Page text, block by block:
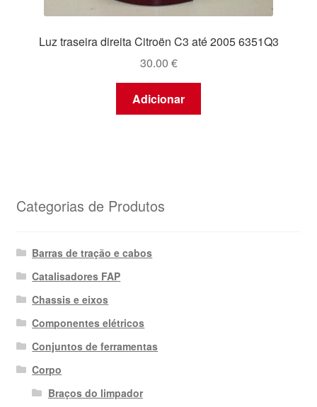
Luz traseira direita Citroën C3 até 2005 6351Q3
30.00 €
Adicionar
Categorias de Produtos
Barras de tração e cabos
Catalisadores FAP
Chassis e eixos
Componentes elétricos
Conjuntos de ferramentas
Corpo
Braços do limpador